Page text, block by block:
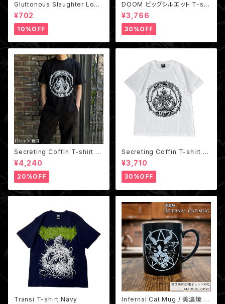
Gluttonous Slaughter Logo
Big Sticker /クリアステッカー
¥702
10%OFF
DOOM ビッグシルエット T-shi
rt Beige
¥3,766
30%OFF
Secreting Coffin T-shirt Bl
ack
¥4,240
20%OFF
Secreting Coffin T-shirt W
hite
¥3,710
30%OFF
Transi T-shirt Navy
Infernal Cat Mug / 美濃焼 地